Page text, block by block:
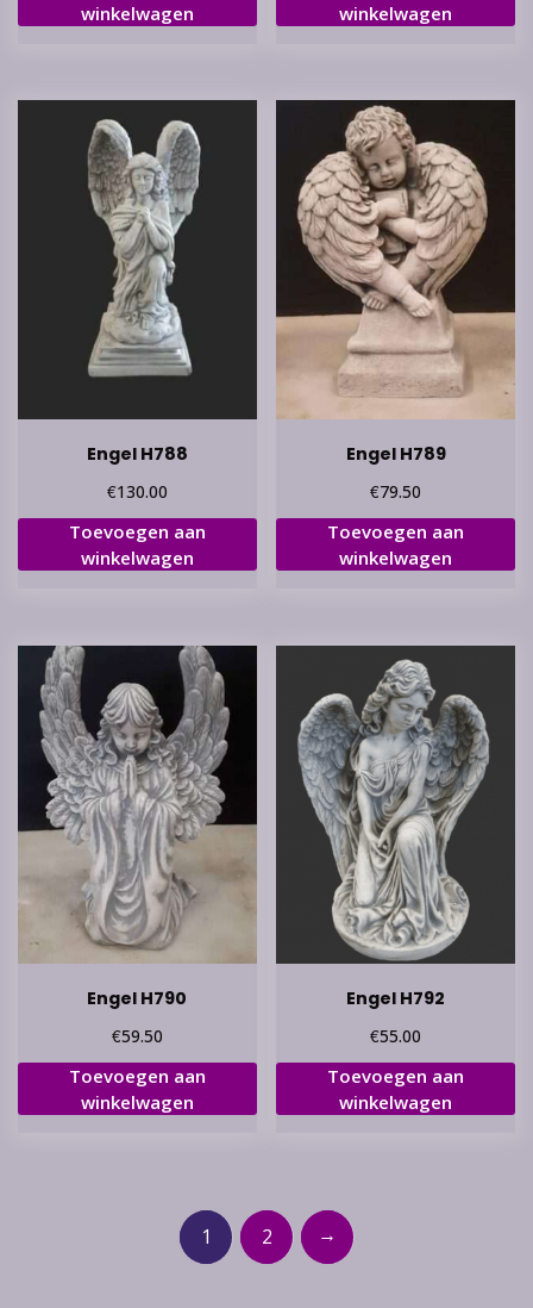
winkelwagen
winkelwagen
Engel H788
€130.00
Toevoegen aan
winkelwagen
Engel H789
€79.50
Toevoegen aan
winkelwagen
Engel H790
€59.50
Toevoegen aan
winkelwagen
Engel H792
€55.00
Toevoegen aan
winkelwagen
1 2 →